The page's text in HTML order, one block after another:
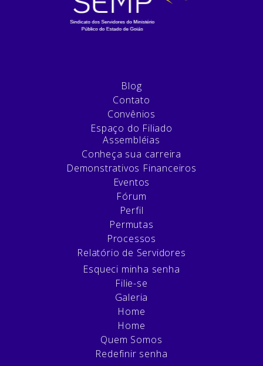
Blog
Contato
Convênios
Espaço do Filiado
Assembléias
Conheça sua carreira
Demonstrativos Financeiros
Eventos
Fórum
Perfil
Permutas
Processos
Relatório de Servidores
Esqueci minha senha
Filie-se
Galeria
Home
Home
Quem Somos
Redefinir senha